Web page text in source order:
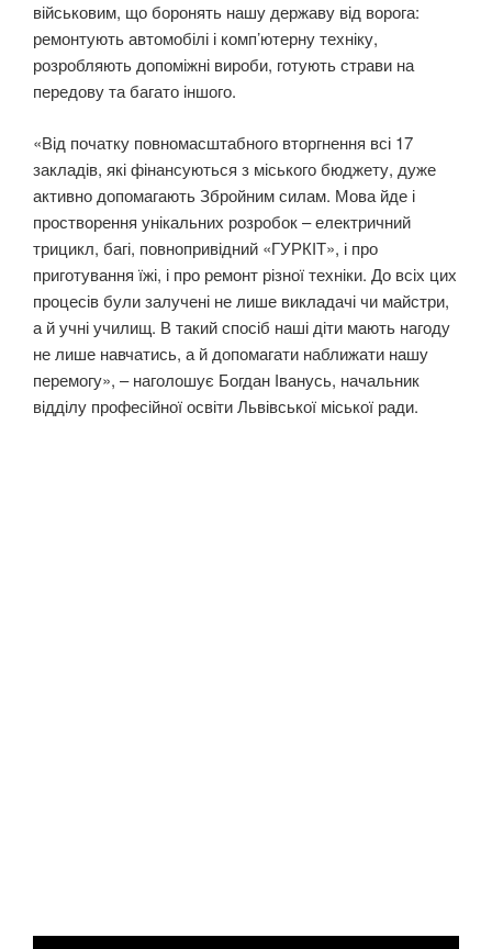
військовим, що боронять нашу державу від ворога:
ремонтують автомобілі і комп’ютерну техніку,
розробляють допоміжні вироби, готують страви на
передову та багато іншого.
«Від початку повномасштабного вторгнення всі 17
закладів, які фінансуються з міського бюджету, дуже
активно допомагають Збройним силам. Мова йде і
простворення унікальних розробок – електричний
трицикл, багі, повнопривідний «ГУРКІТ», і про
приготування їжі, і про ремонт різної техніки. До всіх цих
процесів були залучені не лише викладачі чи майстри,
а й учні училищ. В такий спосіб наші діти мають нагоду
не лише навчатись, а й допомагати наближати нашу
перемогу», – наголошує Богдан Іванусь, начальник
відділу професійної освіти Львівської міської ради.